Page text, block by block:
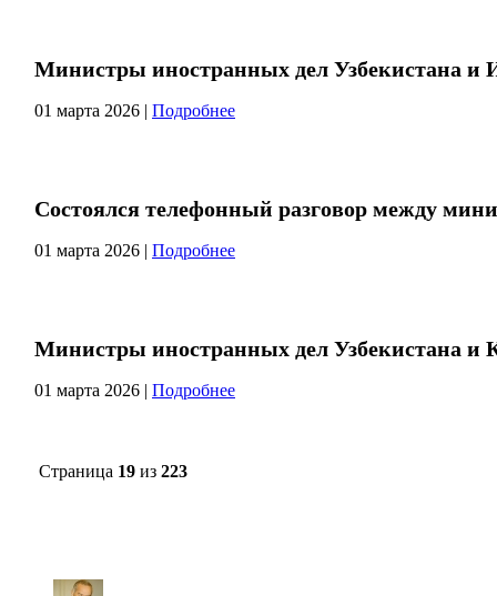
Министры иностранных дел Узбекистана и
01 марта 2026 | Подробнее
Состоялся телефонный разговор между
01 марта 2026 | Подробнее
Министры иностранных дел Узбекистана и
01 марта 2026 | Подробнее
Страница 19 из 223